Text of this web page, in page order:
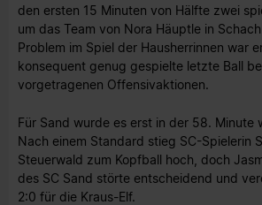
den ersten 15 Minuten von Hälfte zwei
um das Team von Nora Häuptle in
Problem im Spiel der Hausherrinnen war
konsequent genug gespielte letzte Ball
vorgetragenen Offensivaktionen.
Für Sand wurde es erst in der 58. Minute
Nach einem Standard stieg SC-Spielerin
Steuerwald zum Kopfball hoch, doch
des SC Sand störte entscheidend und
2:0 für die Kraus-Elf.